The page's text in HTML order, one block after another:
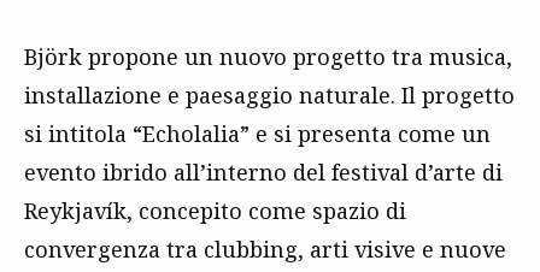
Björk propone un nuovo progetto tra musica,
installazione e paesaggio naturale. Il progetto
si intitola “Echolalia” e si presenta come un
evento ibrido all’interno del festival d’arte di
Reykjavík, concepito come spazio di
convergenza tra clubbing, arti visive e nuove